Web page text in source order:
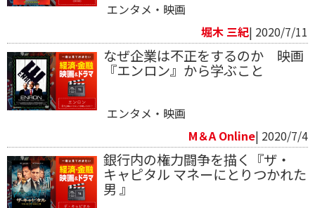
エンタメ・映画
堀木 三紀| 2020/7/11
なぜ企業は不正をするのか 映画
『エンロン』から学ぶこと
エンタメ・映画
M＆A Online| 2020/7/4
銀行内の権力闘争を描く『ザ・
キャピタル マネーにとりつかれた
男 』